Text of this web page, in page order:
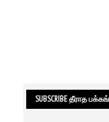
SUBSCRIBE தீராத